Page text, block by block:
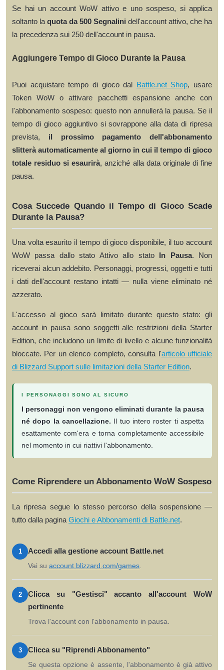
Se hai un account WoW attivo e uno sospeso, si applica
soltanto la quota da 500 Segnalini dell'account attivo, che ha
la precedenza sui 250 dell'account in pausa.
Aggiungere Tempo di Gioco Durante la Pausa
Puoi acquistare tempo di gioco dal Battle.net Shop, usare
Token WoW o attivare pacchetti espansione anche con
l'abbonamento sospeso: questo non annullerà la pausa. Se il
tempo di gioco aggiuntivo si sovrappone alla data di ripresa
prevista, il prossimo pagamento dell'abbonamento
slitterà automaticamente al giorno in cui il tempo di gioco
totale residuo si esaurirà, anziché alla data originale di fine
pausa.
Cosa Succede Quando il Tempo di Gioco Scade
Durante la Pausa?
Una volta esaurito il tempo di gioco disponibile, il tuo account
WoW passa dallo stato Attivo allo stato In Pausa. Non
riceverai alcun addebito. Personaggi, progressi, oggetti e tutti
i dati dell'account restano intatti — nulla viene eliminato né
azzerato.
L'accesso al gioco sarà limitato durante questo stato: gli
account in pausa sono soggetti alle restrizioni della Starter
Edition, che includono un limite di livello e alcune funzionalità
bloccate. Per un elenco completo, consulta l'articolo ufficiale
di Blizzard Support sulle limitazioni della Starter Edition.
I PERSONAGGI SONO AL SICURO
I personaggi non vengono eliminati durante la pausa
né dopo la cancellazione. Il tuo intero roster ti aspetta
esattamente com'era e torna completamente accessibile
nel momento in cui riattivi l'abbonamento.
Come Riprendere un Abbonamento WoW Sospeso
La ripresa segue lo stesso percorso della sospensione —
tutto dalla pagina Giochi e Abbonamenti di Battle.net.
1 Accedi alla gestione account Battle.net
Vai su account.blizzard.com/games
2
Clicca su "Gestisci" accanto all'account WoW
pertinente
Trova l'account con l'abbonamento in pausa.
3 Clicca su "Riprendi Abbonamento"
Se questa opzione è assente, l'abbonamento è già attivo